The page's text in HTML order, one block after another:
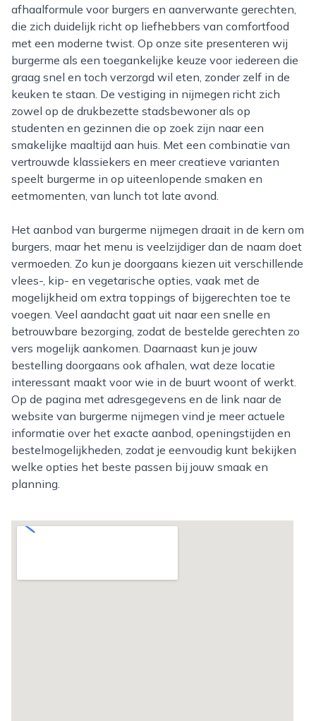
afhaalformule voor burgers en aanverwante gerechten,
die zich duidelijk richt op liefhebbers van comfortfood
met een moderne twist. Op onze site presenteren wij
burgerme als een toegankelijke keuze voor iedereen die
graag snel en toch verzorgd wil eten, zonder zelf in de
keuken te staan. De vestiging in nijmegen richt zich
zowel op de drukbezette stadsbewoner als op
studenten en gezinnen die op zoek zijn naar een
smakelijke maaltijd aan huis. Met een combinatie van
vertrouwde klassiekers en meer creatieve varianten
speelt burgerme in op uiteenlopende smaken en
eetmomenten, van lunch tot late avond.
Het aanbod van burgerme nijmegen draait in de kern om
burgers, maar het menu is veelzijdiger dan de naam doet
vermoeden. Zo kun je doorgaans kiezen uit verschillende
vlees-, kip- en vegetarische opties, vaak met de
mogelijkheid om extra toppings of bijgerechten toe te
voegen. Veel aandacht gaat uit naar een snelle en
betrouwbare bezorging, zodat de bestelde gerechten zo
vers mogelijk aankomen. Daarnaast kun je jouw
bestelling doorgaans ook afhalen, wat deze locatie
interessant maakt voor wie in de buurt woont of werkt.
Op de pagina met adresgegevens en de link naar de
website van burgerme nijmegen vind je meer actuele
informatie over het exacte aanbod, openingstijden en
bestelmogelijkheden, zodat je eenvoudig kunt bekijken
welke opties het beste passen bij jouw smaak en
planning.